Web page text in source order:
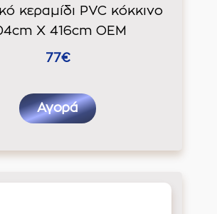
κεραμίδι PVC κόκκινο
Χ 416cm ΟΕΜ
77€
Αγορά